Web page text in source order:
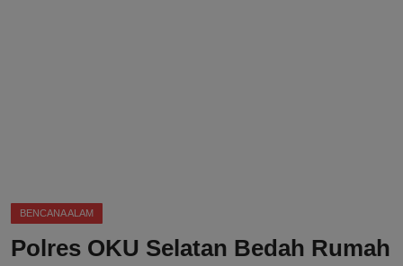
BENCANA ALAM
Polres OKU Selatan Bedah Rumah